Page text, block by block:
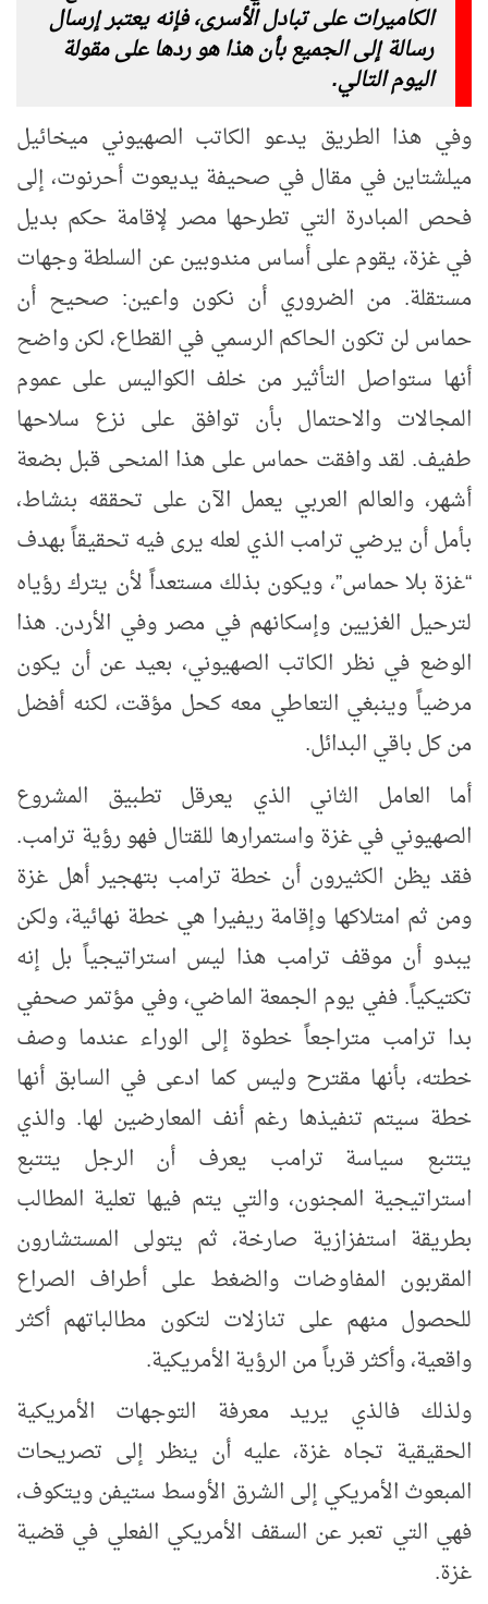
الكاميرات على تبادل الأسرى، فإنه يعتبر إرسال
رسالة إلى الجميع بأن هذا هو ردها على مقولة
اليوم التالي.
وفي هذا الطريق يدعو الكاتب الصهيوني ميخائيل
ميلشتاين في مقال في صحيفة يديعوت أحرنوت، إلى
فحص المبادرة التي تطرحها مصر لإقامة حكم بديل
في غزة، يقوم على أساس مندوبين عن السلطة وجهات
مستقلة. من الضروري أن نكون واعين: صحيح أن
حماس لن تكون الحاكم الرسمي في القطاع، لكن واضح
أنها ستواصل التأثير من خلف الكواليس على عموم
المجالات والاحتمال بأن توافق على نزع سلاحها
طفيف. لقد وافقت حماس على هذا المنحى قبل بضعة
أشهر، والعالم العربي يعمل الآن على تحققه بنشاط،
بأمل أن يرضي ترامب الذي لعله يرى فيه تحقيقاً بهدف
“غزة بلا حماس”، ويكون بذلك مستعداً لأن يترك رؤياه
لترحيل الغزيين وإسكانهم في مصر وفي الأردن. هذا
الوضع في نظر الكاتب الصهيوني، بعيد عن أن يكون
مرضياً وينبغي التعاطي معه كحل مؤقت، لكنه أفضل
من كل باقي البدائل.
أما العامل الثاني الذي يعرقل تطبيق المشروع
الصهيوني في غزة واستمرارها للقتال فهو رؤية ترامب.
فقد يظن الكثيرون أن خطة ترامب بتهجير أهل غزة
ومن ثم امتلاكها وإقامة ريفيرا هي خطة نهائية، ولكن
يبدو أن موقف ترامب هذا ليس استراتيجياً بل إنه
تكتيكياً. ففي يوم الجمعة الماضي، وفي مؤتمر صحفي
بدا ترامب متراجعاً خطوة إلى الوراء عندما وصف
خطته، بأنها مقترح وليس كما ادعى في السابق أنها
خطة سيتم تنفيذها رغم أنف المعارضين لها. والذي
يتتبع سياسة ترامب يعرف أن الرجل يتتبع
استراتيجية المجنون، والتي يتم فيها تعلية المطالب
بطريقة استفزازية صارخة، ثم يتولى المستشارون
المقربون المفاوضات والضغط على أطراف الصراع
للحصول منهم على تنازلات لتكون مطالباتهم أكثر
واقعية، وأكثر قرباً من الرؤية الأمريكية.
ولذلك فالذي يريد معرفة التوجهات الأمريكية
الحقيقية تجاه غزة، عليه أن ينظر إلى تصريحات
المبعوث الأمريكي إلى الشرق الأوسط ستيفن ويتكوف،
فهي التي تعبر عن السقف الأمريكي الفعلي في قضية
غزة.